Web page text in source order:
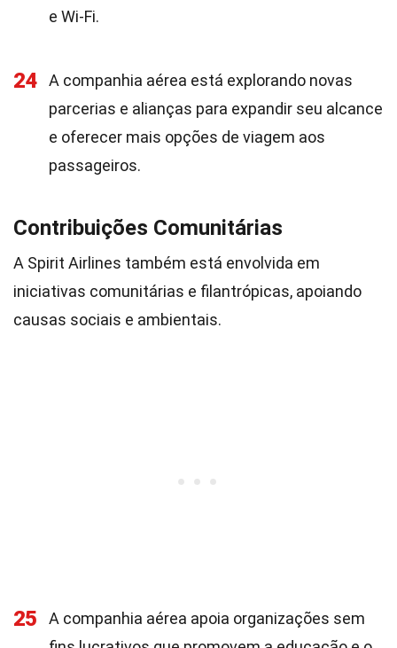
e Wi-Fi.
24
A companhia aérea está explorando novas
parcerias e alianças para expandir seu alcance
e oferecer mais opções de viagem aos
passageiros.
Contribuições Comunitárias
A Spirit Airlines também está envolvida em
iniciativas comunitárias e filantrópicas, apoiando
causas sociais e ambientais.
25
A companhia aérea apoia organizações sem